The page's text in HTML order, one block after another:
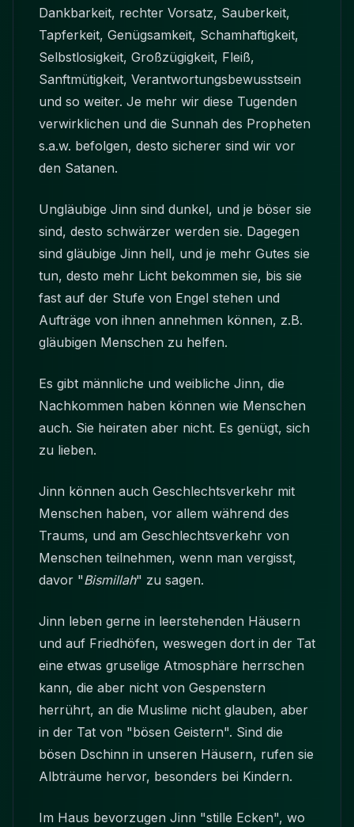
Dankbarkeit, rechter Vorsatz, Sauberkeit,
Tapferkeit, Genügsamkeit, Schamhaftigkeit,
Selbstlosigkeit, Großzügigkeit, Fleiß,
Sanftmütigkeit, Verantwortungsbewusstsein
und so weiter. Je mehr wir diese Tugenden
verwirklichen und die Sunnah des Propheten
s.a.w. befolgen, desto sicherer sind wir vor
den Satanen.
Ungläubige Jinn sind dunkel, und je böser sie
sind, desto schwärzer werden sie. Dagegen
sind gläubige Jinn hell, und je mehr Gutes sie
tun, desto mehr Licht bekommen sie, bis sie
fast auf der Stufe von Engel stehen und
Aufträge von ihnen annehmen können, z.B.
gläubigen Menschen zu helfen.
Es gibt männliche und weibliche Jinn, die
Nachkommen haben können wie Menschen
auch. Sie heiraten aber nicht. Es genügt, sich
zu lieben.
Jinn können auch Geschlechtsverkehr mit
Menschen haben, vor allem während des
Traums, und am Geschlechtsverkehr von
Menschen teilnehmen, wenn man vergisst,
davor "Bismillah" zu sagen.
Jinn leben gerne in leerstehenden Häusern
und auf Friedhöfen, weswegen dort in der Tat
eine etwas gruselige Atmosphäre herrschen
kann, die aber nicht von Gespenstern
herrührt, an die Muslime nicht glauben, aber
in der Tat von "bösen Geistern". Sind die
bösen Dschinn in unseren Häusern, rufen sie
Albträume hervor, besonders bei Kindern.
Im Haus bevorzugen Jinn "stille Ecken", wo